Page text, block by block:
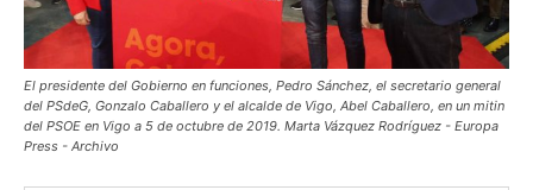
El presidente del Gobierno en funciones, Pedro Sánchez, el secretario general
del PSdeG, Gonzalo Caballero y el alcalde de Vigo, Abel Caballero, en un mitin
del PSOE en Vigo a 5 de octubre de 2019. Marta Vázquez Rodríguez - Europa
Press - Archivo